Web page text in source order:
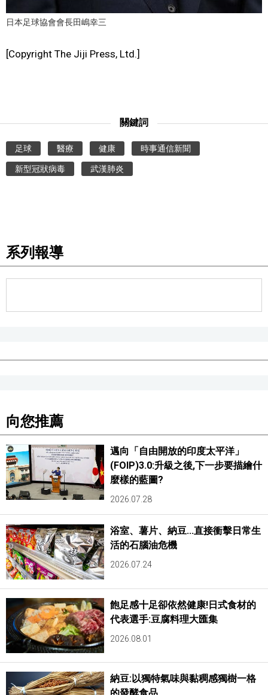
日本足球協會會長田嶋幸三
[Copyright The Jiji Press, Ltd.]
關鍵詞
足球 醫療 健康 時事通信新聞
新型冠狀病毒 武漢肺炎
系列報導
向您推薦
邁向「自由開放的印度太平洋」
(FOIP)3.0:升級之後,下一步要描繪什
麼樣的藍圖?
2026.07.28
浴室、薯片、納豆...直接衝擊日常生
活的石腦油危機
2026.07.24
飽足感十足卻依然健康!日式食材的
代表選手:豆腐料理大匯集
2026.08.01
納豆:以獨特氣味與黏稠感獨樹一格